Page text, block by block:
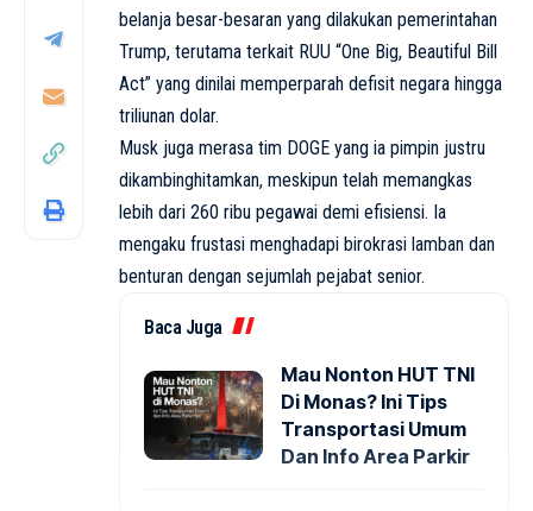
belanja besar-besaran yang dilakukan pemerintahan
Trump, terutama terkait RUU “One Big, Beautiful Bill
Act” yang dinilai memperparah defisit negara hingga
triliunan dolar.
Musk juga merasa tim DOGE yang ia pimpin justru
dikambinghitamkan, meskipun telah memangkas
lebih dari 260 ribu pegawai demi efisiensi. Ia
mengaku frustasi menghadapi birokrasi lamban dan
benturan dengan sejumlah pejabat senior.
Baca Juga
Mau Nonton HUT TNI
Di Monas? Ini Tips
Transportasi Umum
Dan Info Area Parkir